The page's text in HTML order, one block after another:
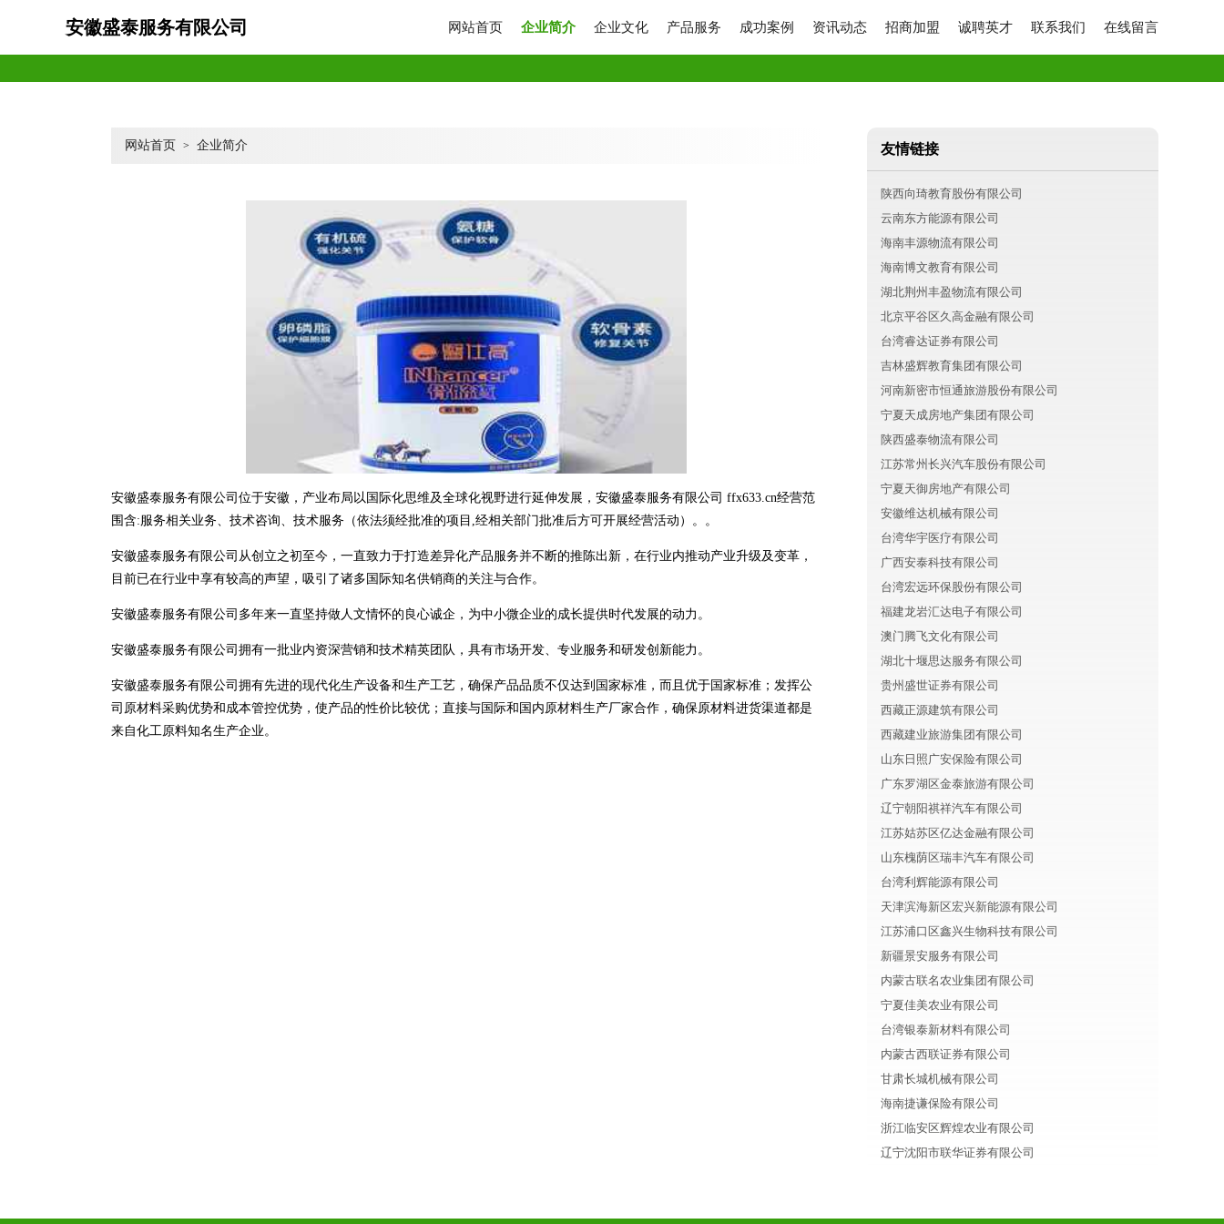
安徽盛泰服务有限公司 网站首页 企业简介 企业文化 产品服务 成功案例 资讯动态 招商加盟 诚聘英才 联系我们 在线留言
网站首页 > 企业简介
安徽盛泰服务有限公司位于安徽，产业布局以国际化思维及全球化视野进行延伸发展，安徽盛泰服务有限公司 ffx633.cn经营范
围含:服务相关业务、技术咨询、技术服务（依法须经批准的项目,经相关部门批准后方可开展经营活动）。。
安徽盛泰服务有限公司从创立之初至今，一直致力于打造差异化产品服务并不断的推陈出新，在行业内推动产业升级及变革，
目前已在行业中享有较高的声望，吸引了诸多国际知名供销商的关注与合作。
安徽盛泰服务有限公司多年来一直坚持做人文情怀的良心诚企，为中小微企业的成长提供时代发展的动力。
安徽盛泰服务有限公司拥有一批业内资深营销和技术精英团队，具有市场开发、专业服务和研发创新能力。
安徽盛泰服务有限公司拥有先进的现代化生产设备和生产工艺，确保产品品质不仅达到国家标准，而且优于国家标准；发挥公
司原材料采购优势和成本管控优势，使产品的性价比较优；直接与国际和国内原材料生产厂家合作，确保原材料进货渠道都是
来自化工原料知名生产企业。
友情链接
陕西向琦教育股份有限公司
云南东方能源有限公司
海南丰源物流有限公司
海南博文教育有限公司
湖北荆州丰盈物流有限公司
北京平谷区久高金融有限公司
台湾睿达证券有限公司
吉林盛辉教育集团有限公司
河南新密市恒通旅游股份有限公司
宁夏天成房地产集团有限公司
陕西盛泰物流有限公司
江苏常州长兴汽车股份有限公司
宁夏天御房地产有限公司
安徽维达机械有限公司
台湾华宇医疗有限公司
广西安泰科技有限公司
台湾宏远环保股份有限公司
福建龙岩汇达电子有限公司
澳门腾飞文化有限公司
湖北十堰思达服务有限公司
贵州盛世证券有限公司
西藏正源建筑有限公司
西藏建业旅游集团有限公司
山东日照广安保险有限公司
广东罗湖区金泰旅游有限公司
辽宁朝阳祺祥汽车有限公司
江苏姑苏区亿达金融有限公司
山东槐荫区瑞丰汽车有限公司
台湾利辉能源有限公司
天津滨海新区宏兴新能源有限公司
江苏浦口区鑫兴生物科技有限公司
新疆景安服务有限公司
内蒙古联名农业集团有限公司
宁夏佳美农业有限公司
台湾银泰新材料有限公司
内蒙古西联证券有限公司
甘肃长城机械有限公司
海南捷谦保险有限公司
浙江临安区辉煌农业有限公司
辽宁沈阳市联华证券有限公司